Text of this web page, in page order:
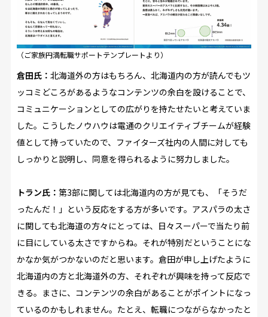
（ご家族円満転職サポートテンプレートより）
倉田氏： 北海道外の方はもちろん、北海道内の方が読んでもツ
ッコミどころがあるようなコンテンツの余白を設けることで、
コミュニケーションとしての広がりを持たせたいと考えていま
した。こうしたノウハウは電通のクリエイティブチームが経験
値として持っていたので、ファイターズ社内の人間に対しても
しっかりと説明し、同意を得られるように努力しました。
トラン氏： 第3部に関しては北海道内の方が見ても、「そうだ
ったんだ！」という反応をする方が多いです。アスパラの太さ
に関しても北海道の方々にとっては、日々スーパーで当たり前
に目にしている太さですからね。それが特別だということにな
かなか気がつかないのだと思います。倉田が申し上げたように
北海道内の方と北海道外の方、それぞれが興味を持って反応で
きる。まさに、コンテンツの余白があることがポイントになっ
ているのかもしれません。たとえ、転職につながらなかったと